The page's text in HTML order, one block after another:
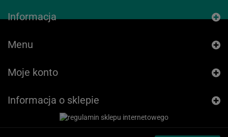
Informacja
Menu
Moje konto
Informacja o sklepie